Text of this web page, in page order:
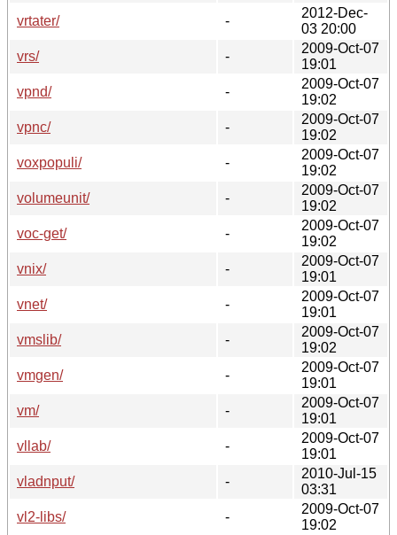
vrtater/
-
2012-Dec-
03 20:00
vrs/
-
2009-Oct-07
19:01
vpnd/
-
2009-Oct-07
19:02
vpnc/
-
2009-Oct-07
19:02
voxpopuli/
-
2009-Oct-07
19:02
volumeunit/
-
2009-Oct-07
19:02
voc-get/
-
2009-Oct-07
19:02
vnix/
-
2009-Oct-07
19:01
vnet/
-
2009-Oct-07
19:01
vmslib/
-
2009-Oct-07
19:02
vmgen/
-
2009-Oct-07
19:01
vm/
-
2009-Oct-07
19:01
vllab/
-
2009-Oct-07
19:01
vladnput/
-
2010-Jul-15
03:31
vl2-libs/
-
2009-Oct-07
19:02